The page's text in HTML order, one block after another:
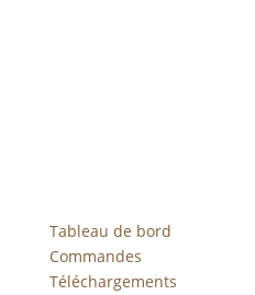
Tableau de bord
Commandes
Téléchargements